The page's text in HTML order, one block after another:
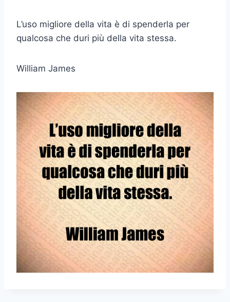
L’uso migliore della vita è di spenderla per
qualcosa che duri più della vita stessa.
William James